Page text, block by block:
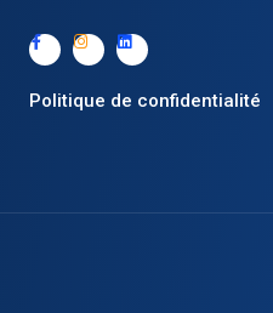
Politique de confidentialité